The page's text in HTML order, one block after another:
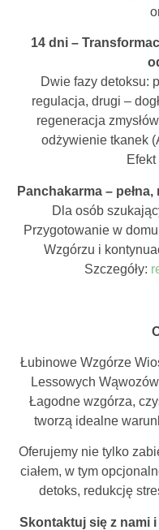
14 dni –
Dwie fazy detoksu:
regulacja, drugi –
regeneracja
odżywienie tkanek
Panchakarma –
Dla osób
Przygotowanie w
Wzgórzu i
Szczegóły:
Łubinowe Wzgórze
Lessowych
Łagodne wzgórza,
tworzą idealne
Oferujemy nie tylko
ciałem, w tym
detoks, redukcję
Skontaktuj się z nami